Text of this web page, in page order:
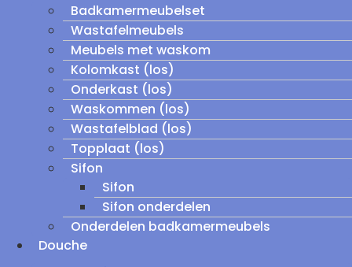
Badkamermeubelset
Wastafelmeubels
Meubels met waskom
Kolomkast (los)
Onderkast (los)
Waskommen (los)
Wastafelblad (los)
Topplaat (los)
Sifon
Sifon
Sifon onderdelen
Onderdelen badkamermeubels
Douche